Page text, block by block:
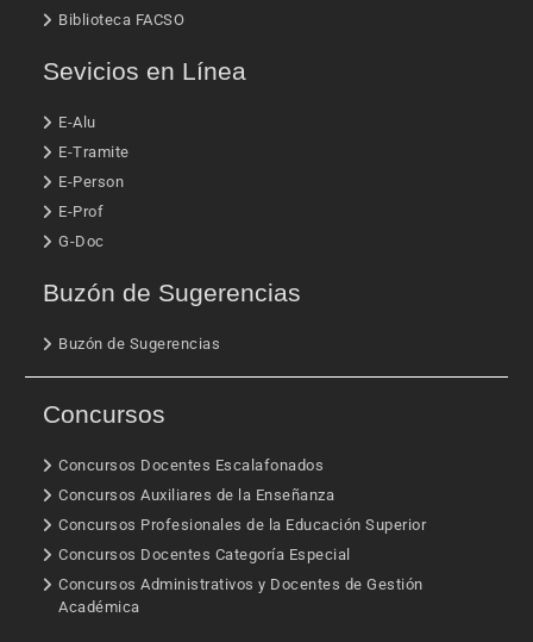
Biblioteca FACSO
Sevicios en Línea
E-Alu
E-Tramite
E-Person
E-Prof
G-Doc
Buzón de Sugerencias
Buzón de Sugerencias
Concursos
Concursos Docentes Escalafonados
Concursos Auxiliares de la Enseñanza
Concursos Profesionales de la Educación Superior
Concursos Docentes Categoría Especial
Concursos Administrativos y Docentes de Gestión
Académica